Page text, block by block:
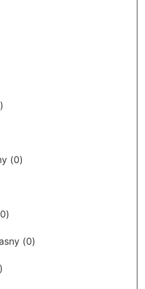
)
(0)
0)
(0)
)